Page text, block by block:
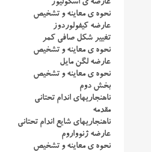
عارضه ی اسکولیوز
نحوه ی معاینه و تشخیص
عارضه کیفولوردوز
تغییر شکل صافی کمر
نحوه ی معاینه و تشخیص
عارضه لگن مایل
نحوه ی معاینه و تشخیص
بخش دوم
ناهنجاریهای اندام تحتانی
مقدمه
ناهنجاریهای شایع اندام تحتانی
عارضه ژنوواروم
نحوه ی معاینه و تشخیص